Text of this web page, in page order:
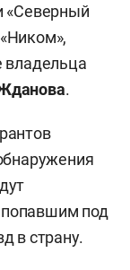
«Северный
владельца
.
под
в страну.